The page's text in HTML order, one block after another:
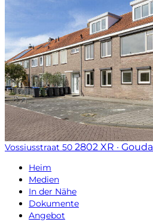
Vossiusstraat 50 2802 XR · Gouda
Heim
Medien
In der Nähe
Dokumente
Angebot